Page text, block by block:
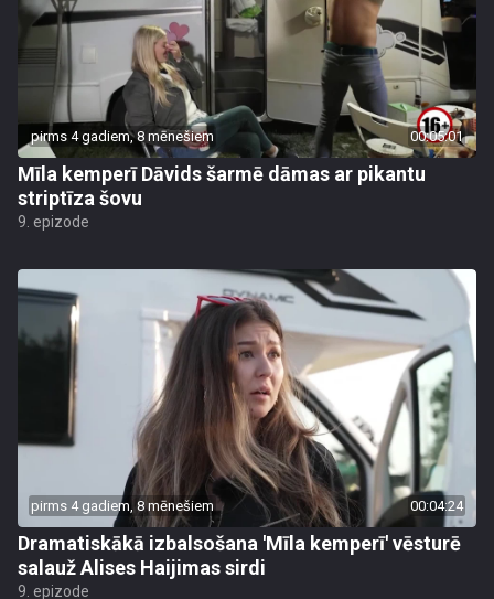
pirms 4 gadiem, 8 mēnešiem 00:05:01
Mīla kemperī Dāvids šarmē dāmas ar pikantu
striptīza šovu
9. epizode
pirms 4 gadiem, 8 mēnešiem 00:04:24
Dramatiskākā izbalsošana 'Mīla kemperī' vēsturē
salauž Alises Haijimas sirdi
9. epizode